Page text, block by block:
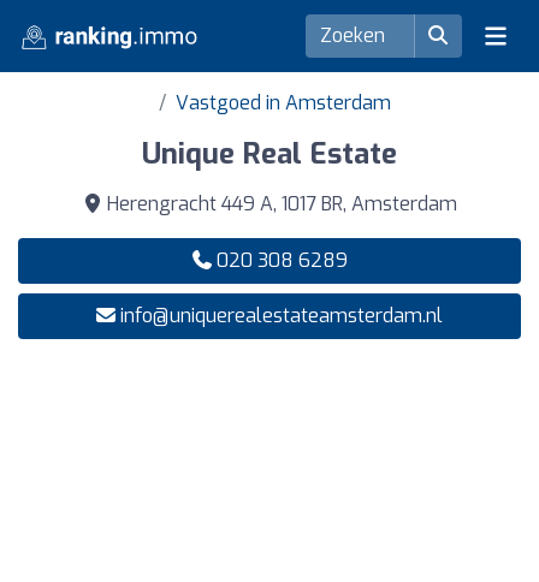
Vastgoed in Amsterdam
Unique Real Estate
Herengracht 449 A, 1017 BR, Amsterdam
020 308 6289
info@uniquerealestateamsterdam.nl